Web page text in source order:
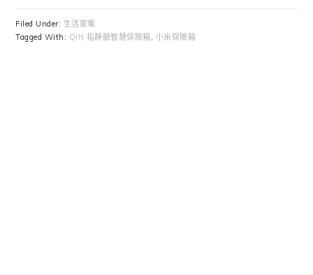
Filed Under: 生活家電
Tagged With: QIN 指靜脈智慧保險箱 小米保險箱